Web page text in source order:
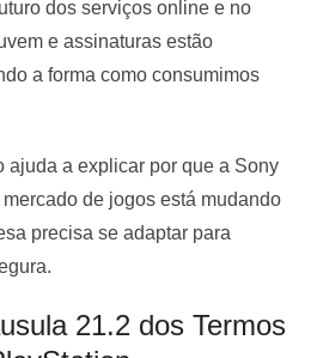
dos serviços online e no
e assinaturas estão
a forma como consumimos
ajuda a explicar por que a Sony
de jogos está mudando
precisa se adaptar para
21.2 dos Termos